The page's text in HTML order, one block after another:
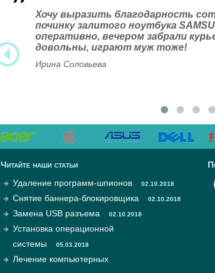
Хочу выразить благодарность
починку залитого ноутбука
оперативно, вечером забрали
довольны, играют муж тоже!
Ирина Соловьева
Читайте наши статьи
Удаление программ-шпионов
02.10.2018
Снятие баннера-блокировщика 02.10.2018
Замена USB разъема 02.10.2018
Установка операционной
системы
05.03.2018
Лечение компьютерных